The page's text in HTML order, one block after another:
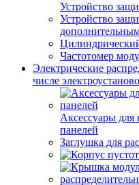
Устройство
Устройство
Частотомер
Электрические
числе
Аксессуары для
панелей
Заглушка для